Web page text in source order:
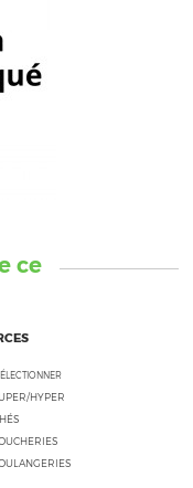
ce
HYPER